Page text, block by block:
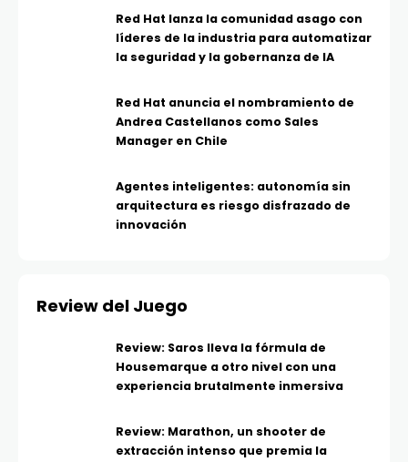
Red Hat lanza la comunidad asago con
líderes de la industria para automatizar
la seguridad y la gobernanza de IA
Red Hat anuncia el nombramiento de
Andrea Castellanos como Sales
Manager en Chile
Agentes inteligentes: autonomía sin
arquitectura es riesgo disfrazado de
innovación
Review del Juego
Review: Saros lleva la fórmula de
Housemarque a otro nivel con una
experiencia brutalmente inmersiva
Review: Marathon, un shooter de
extracción intenso que premia la